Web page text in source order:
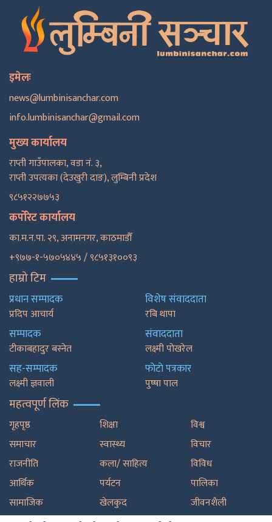
इमेलः
news@lumbinisanchar.com
info.lumbinisanchar@gmail.com
मुख्य कार्यालय
राप्ती गाउँपालका, वडा नं. ३,
राप्ती उपत्यका (देउखुरी दाङ), लुम्बिनी प्रदेश
९८५१२२७७५३
कर्पोरेट कार्यालय
का.म.न.पा. २९, अनामनगर, काठमाडाैँ
+९७७-१-५७०५४४५ / ९८५१३१००९३
हाम्रो टिम
प्रधान सम्पादक
प्रदिप आचार्य
सम्पादक
टीकाबहादुर बस्नेत
सह-सम्पादक
लक्ष्मी ज्ञवाली
विशेष संवाददाता
रबि थापा
संवाददाता
लक्ष्मी पोखरेल
फाेटाे पत्रकार
पुष्षा पाल
महत्वपूर्ण लिंक
गृहपृष्ठ
समाचार
राजनीति
आर्थिक
सामाजिक
शिक्षा
स्वास्थ्य
कला/ साहित्य
पर्यटन
खेलकुद
विश्व
विचार
विविध
पालिका
जीवनशैली